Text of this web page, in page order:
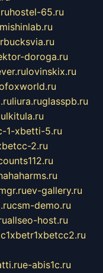
hostel-65.ru
mishinlab.ru
doroga.ru
lovinskix.ru
liura.ruglasspb.ru
1-xbetti-5.ru
2.ru
ev-gallery.ru
csm-demo.ru
allseo-host.ru
e-abis1c.ru